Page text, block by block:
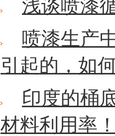
浅谈喷漆
喷漆生产
引起的，如
印度的桶
材料利用率